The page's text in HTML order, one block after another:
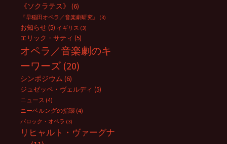
《ソクラテス》 (6)
『早稲田オペラ／音楽劇研究』 (3)
お知らせ (5) イギリス (3)
エリック・サティ (5)
オペラ／音楽劇のキ
ーワーズ (20)
シンポジウム (6)
ジュゼッペ・ヴェルディ (5)
ニュース (4)
ニーベルングの指環 (4)
バロック・オペラ (3)
リヒャルト・ヴァーグナ